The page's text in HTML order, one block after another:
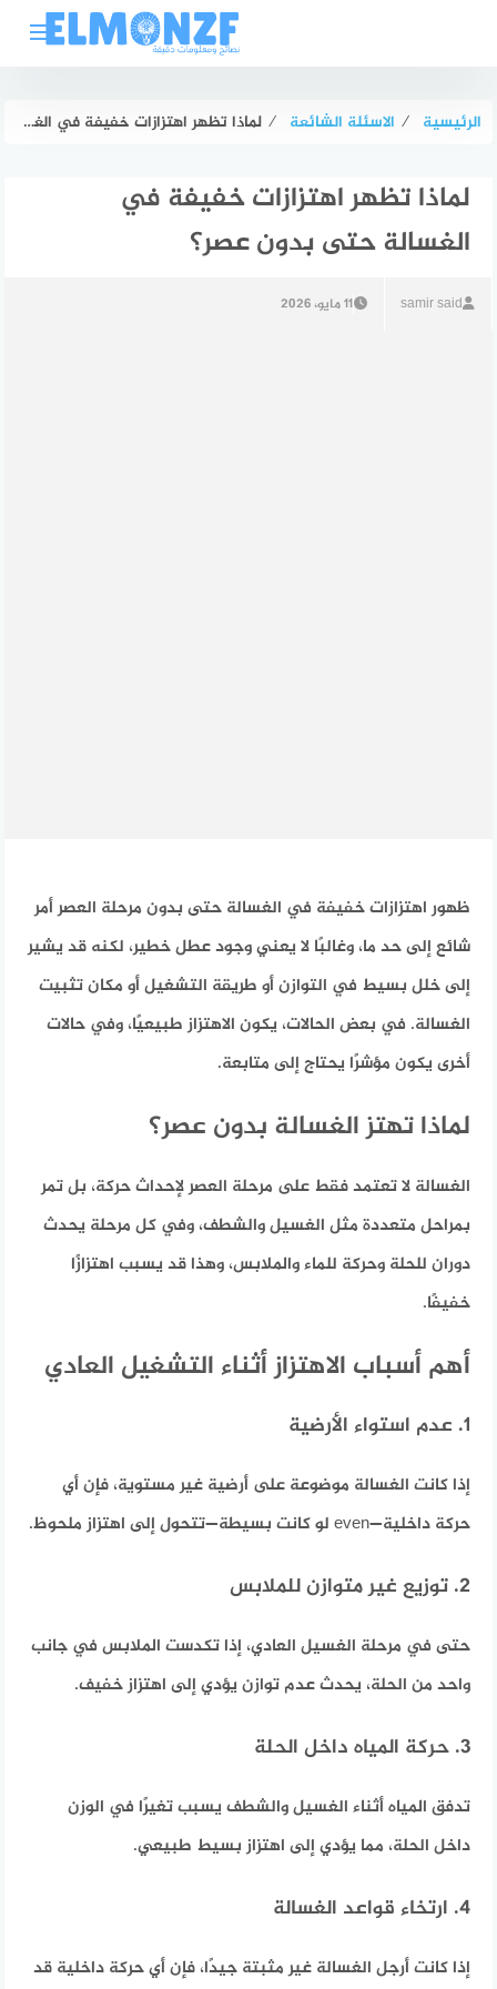
الرئيسية ⁄ الاسئلة الشائعة ⁄ لماذا تظهر اهتزازات خفيفة في الغسالة حتى بدون عصر؟
لماذا تظهر اهتزازات خفيفة في
الغسالة حتى بدون عصر؟
samir said 11 مايو، 2026
ظهور اهتزازات خفيفة في الغسالة حتى بدون مرحلة العصر أمر
شائع إلى حد ما، وغالبًا لا يعني وجود عطل خطير، لكنه قد يشير
إلى خلل بسيط في التوازن أو طريقة التشغيل أو مكان تثبيت
الغسالة. في بعض الحالات، يكون الاهتزاز طبيعيًا، وفي حالات
أخرى يكون مؤشرًا يحتاج إلى متابعة.
لماذا تهتز الغسالة بدون عصر؟
الغسالة لا تعتمد فقط على مرحلة العصر لإحداث حركة، بل تمر
بمراحل متعددة مثل الغسيل والشطف، وفي كل مرحلة يحدث
دوران للحلة وحركة للماء والملابس، وهذا قد يسبب اهتزازًا
خفيفًا.
أهم أسباب الاهتزاز أثناء التشغيل العادي
1. عدم استواء الأرضية
إذا كانت الغسالة موضوعة على أرضية غير مستوية، فإن أي
حركة داخلية—even لو كانت بسيطة—تتحول إلى اهتزاز ملحوظ.
2. توزيع غير متوازن للملابس
حتى في مرحلة الغسيل العادي، إذا تكدست الملابس في جانب
واحد من الحلة، يحدث عدم توازن يؤدي إلى اهتزاز خفيف.
3. حركة المياه داخل الحلة
تدفق المياه أثناء الغسيل والشطف يسبب تغيرًا في الوزن
داخل الحلة، مما يؤدي إلى اهتزاز بسيط طبيعي.
4. ارتخاء قواعد الغسالة
إذا كانت أرجل الغسالة غير مثبتة جيدًا، فإن أي حركة داخلية قد